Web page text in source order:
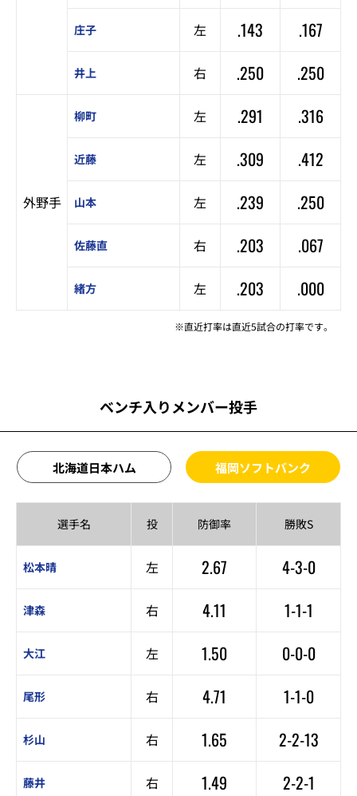
庄子 左 .143 .167
井上 右 .250 .250
外野手
柳町 左 .291 .316
近藤 左 .309 .412
山本 左 .239 .250
佐藤直 右 .203 .067
緒方 左 .203 .000
※直近打率は直近5試合の打率です。
ベンチ入りメンバー投手
北海道日本ハム 福岡ソフトバンク
選手名 投 防御率 勝敗S
松本晴 左 2.67 4-3-0
津森 右 4.11 1-1-1
大江 左 1.50 0-0-0
尾形 右 4.71 1-1-0
杉山 右 1.65 2-2-13
藤井 右 1.49 2-2-1